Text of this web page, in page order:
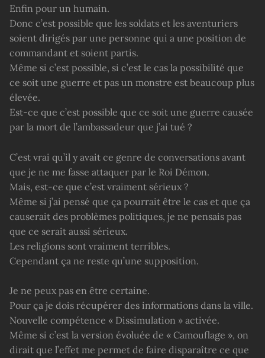
Enfin pour un humain.
Donc c’est possible que les soldats et les aventuriers
soient dirigés par une personne qui a une position de
commandant et soient partis.
Même si c’est possible, si c’est le cas la possibilité que
ce soit une guerre et pas un monstre est beaucoup plus
élevée.
Est-ce que c’est possible que ce soit une guerre causée
par la mort de l’ambassadeur que j’ai tué ?
C’est vrai qu’il y avait ce genre de conversations avant
que je ne me fasse attaquer par le Roi Démon.
Mais, est-ce que c’est vraiment sérieux ?
Même si j’ai pensé que ça pourrait être le cas et que ça
causerait des problèmes politiques, je ne pensais pas
que ce serait aussi sérieux.
Les religions sont vraiment terribles.
Cependant ça ne reste qu’une supposition.
Je ne peux pas en être certaine.
Pour ça je dois récupérer des informations dans la ville.
Nouvelle compétence « Dissimulation » activée.
Même si c’est la version évoluée de « Camouflage », on
dirait que l’effet me permet de faire disparaître ce que